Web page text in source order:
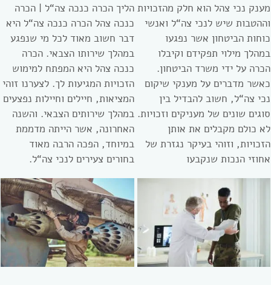
מענק נכי צהל הוא חלק מהזכויות
וההטבות שיש לנכי צה“ל ואנשי
כוחות הביטחון אשר נפגעו
במהלך מילוי תפקידם וקיבלו
הכרה על ידי משרד הביטחון.
כאשר מדברים על מענקי שיקום
נכי צה“ל, חשוב להבדיל בין
סוגים שונים של מעניקים וזכויות.
לא כולם מקבלים את אותן
הזכויות, וזוהי בעיקר נגזרת של
אחוזי הנכות שנקבעו
הליך הכרה כנכה צה“ל | הכרה
כנכה צהל הכרה כנכה צה“ל היא
דבר חשוב מאוד לכל מי שנפגע
במהלך שירותו הצבאי. הכרה
כנכה צהל היא המפתח למימוש
הזכויות המגיעות לך. לצערנו זוהי
המציאות, חיילים וחיילות נפצעים
במהלך שירותים הצבאי. והשנה
האחרונה, אשר הייתה מדממת
במיוחד, הפכה הרבה מאוד
בחורים צעירים לנכי צה“ל.